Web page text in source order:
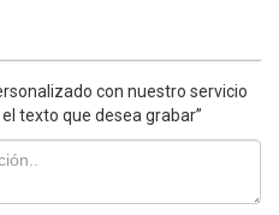
con nuestro servicio
texto que desea grabar”